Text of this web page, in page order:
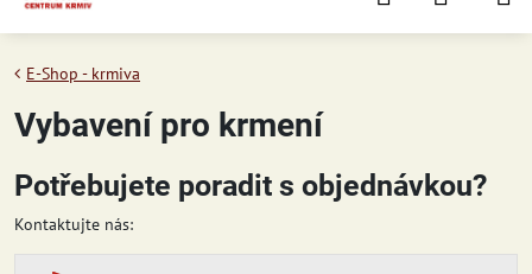
E-Shop - krmiva
Vybavení pro krmení
Potřebujete poradit s objednávkou?
Kontaktujte nás: